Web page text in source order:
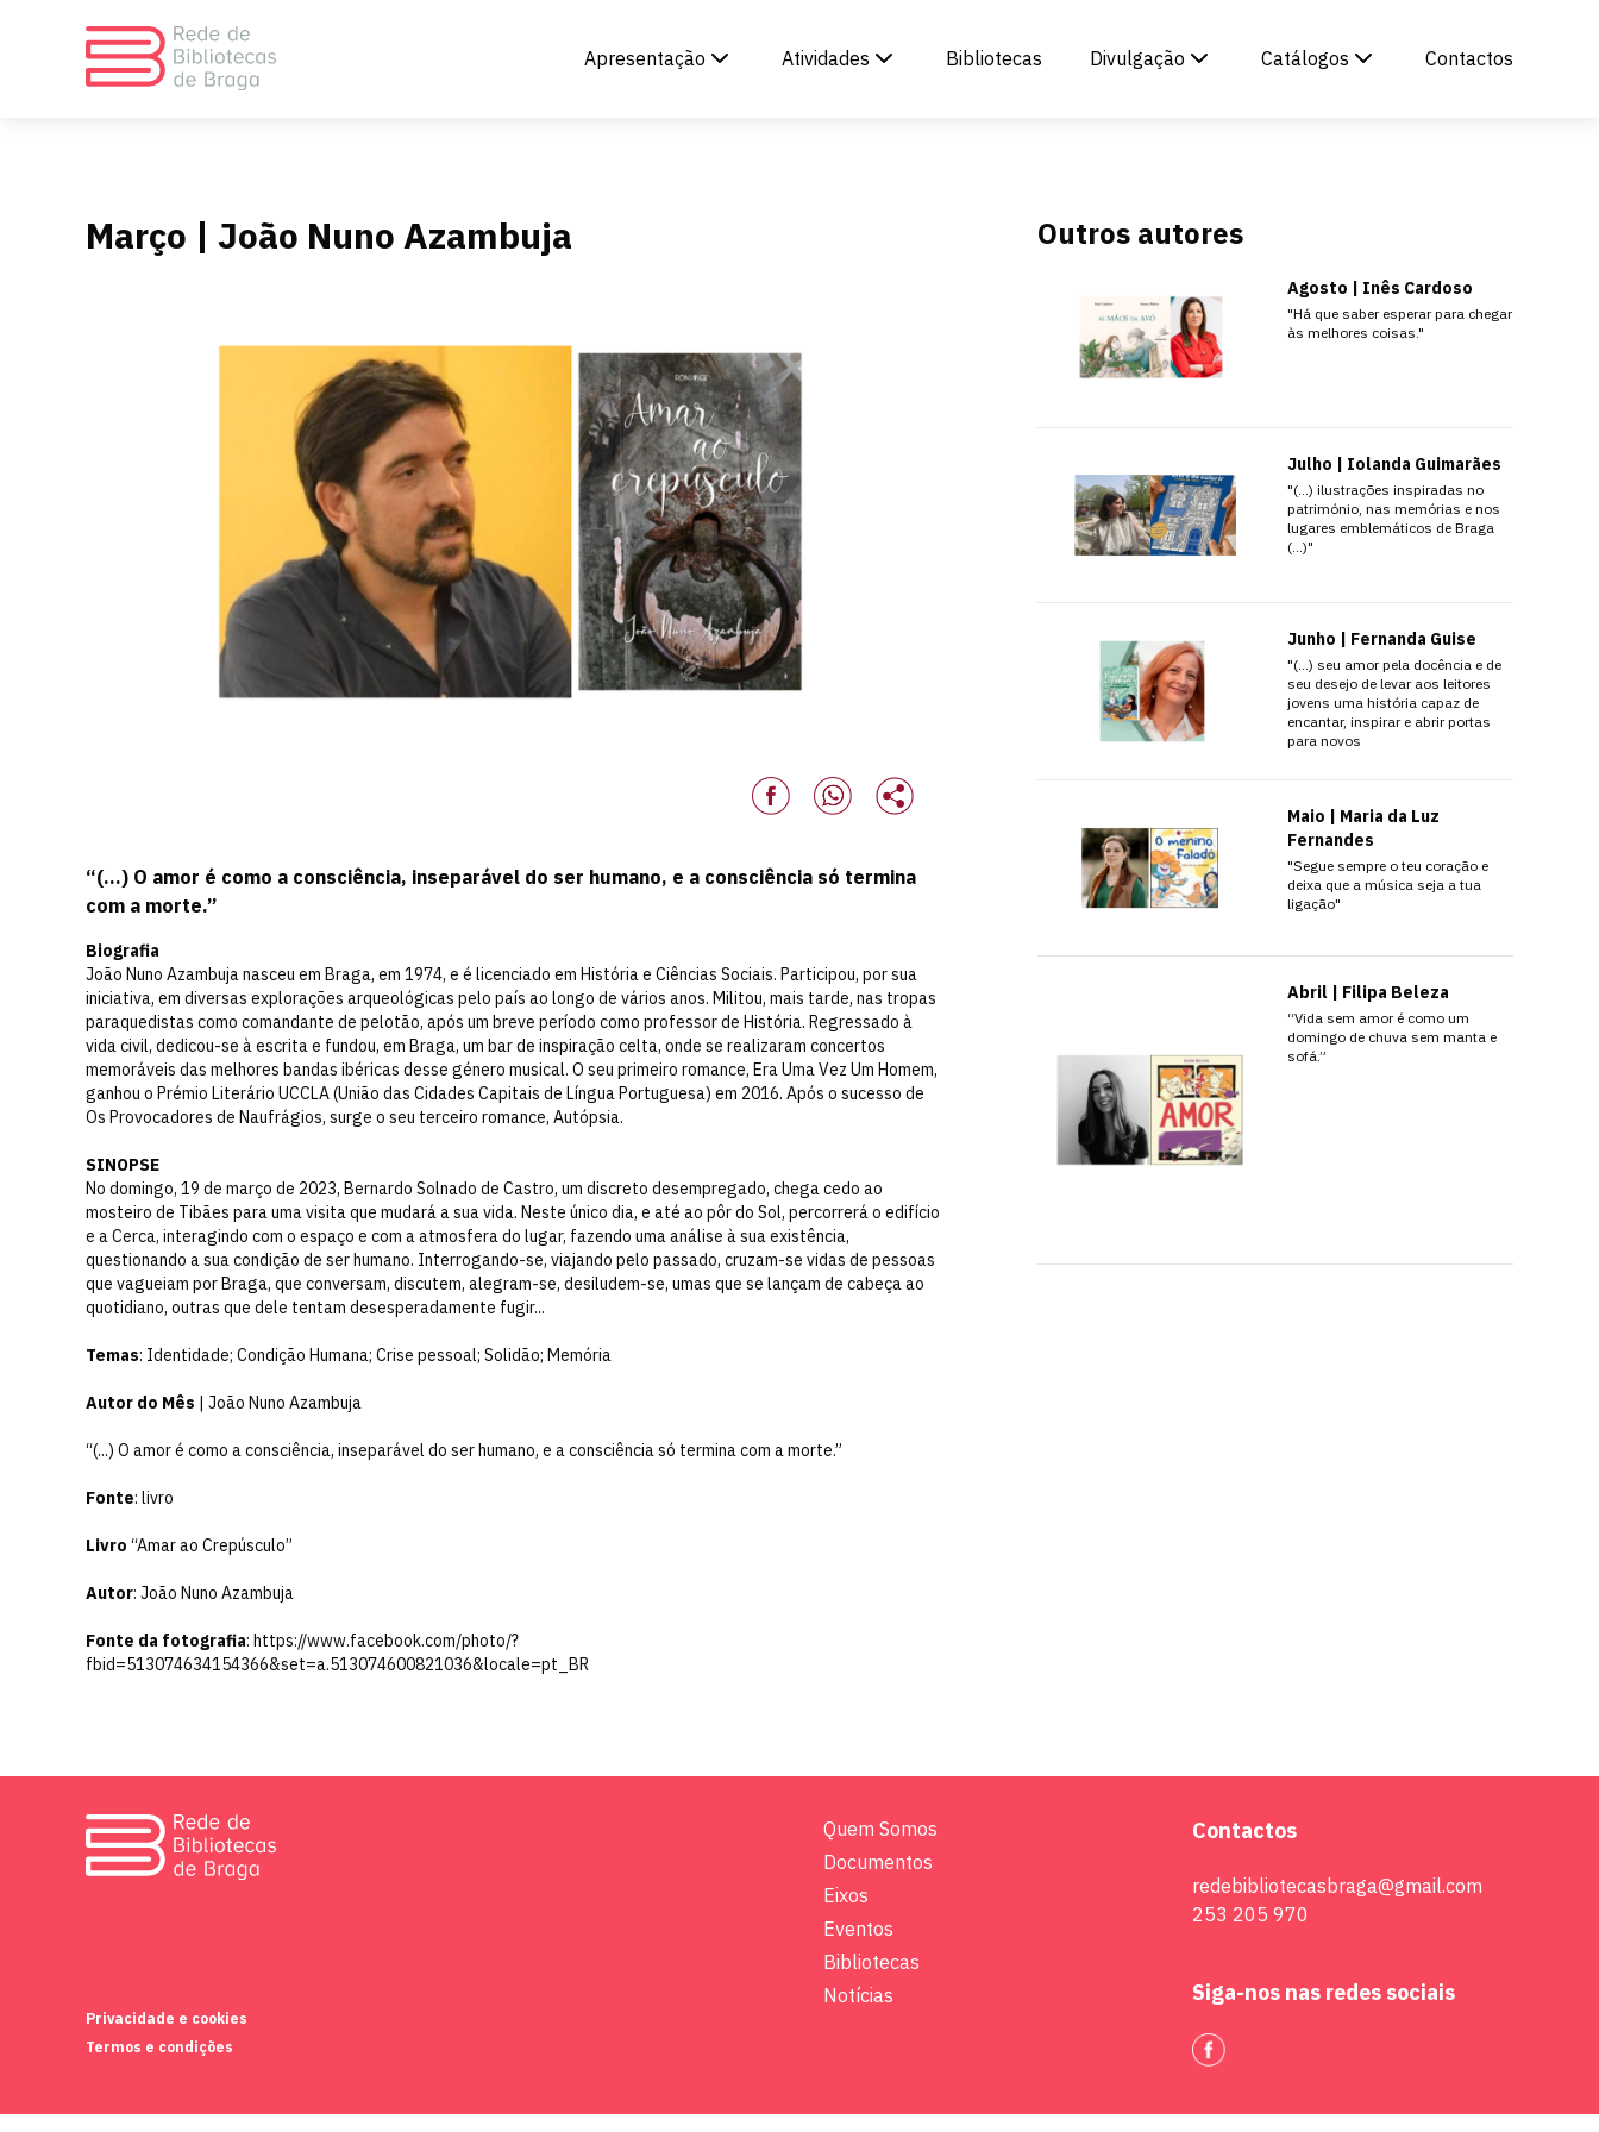
Apresentação Atividades Bibliotecas Divulgação Catálogos Contactos
Março | João Nuno Azambuja
“(...) O amor é como a consciência, inseparável do ser humano, e a consciência só termina
com a morte.”
Biografia
João Nuno Azambuja nasceu em Braga, em 1974, e é licenciado em História e Ciências Sociais. Participou, por sua
iniciativa, em diversas explorações arqueológicas pelo país ao longo de vários anos. Militou, mais tarde, nas tropas
paraquedistas como comandante de pelotão, após um breve período como professor de História. Regressado à
vida civil, dedicou-se à escrita e fundou, em Braga, um bar de inspiração celta, onde se realizaram concertos
memoráveis das melhores bandas ibéricas desse género musical. O seu primeiro romance, Era Uma Vez Um Homem,
ganhou o Prémio Literário UCCLA (União das Cidades Capitais de Língua Portuguesa) em 2016. Após o sucesso de
Os Provocadores de Naufrágios, surge o seu terceiro romance, Autópsia.
SINOPSE
No domingo, 19 de março de 2023, Bernardo Solnado de Castro, um discreto desempregado, chega cedo ao
mosteiro de Tibães para uma visita que mudará a sua vida. Neste único dia, e até ao pôr do Sol, percorrerá o edifício
e a Cerca, interagindo com o espaço e com a atmosfera do lugar, fazendo uma análise à sua existência,
questionando a sua condição de ser humano. Interrogando-se, viajando pelo passado, cruzam-se vidas de pessoas
que vagueiam por Braga, que conversam, discutem, alegram-se, desiludem-se, umas que se lançam de cabeça ao
quotidiano, outras que dele tentam desesperadamente fugir...
Temas: Identidade; Condição Humana; Crise pessoal; Solidão; Memória
Autor do Mês | João Nuno Azambuja
“(...) O amor é como a consciência, inseparável do ser humano, e a consciência só termina com a morte.”
Fonte: livro
Livro “Amar ao Crepúsculo”
Autor: João Nuno Azambuja
Fonte da fotografia: https://www.facebook.com/photo/?
fbid=513074634154366&set=a.513074600821036&locale=pt_BR
Outros autores
Agosto | Inês Cardoso
"Há que saber esperar para chegar
às melhores coisas."
Julho | Iolanda Guimarães
"(…) ilustrações inspiradas no
património, nas memórias e nos
lugares emblemáticos de Braga
(…)"
Junho | Fernanda Guise
"(…) seu amor pela docência e de
seu desejo de levar aos leitores
jovens uma história capaz de
encantar, inspirar e abrir portas
para novos
Maio | Maria da Luz
Fernandes
"Segue sempre o teu coração e
deixa que a música seja a tua
ligação"
Abril | Filipa Beleza
“Vida sem amor é como um
domingo de chuva sem manta e
sofá.”
Privacidade e cookies
Termos e condições
Quem Somos
Documentos
Eixos
Eventos
Bibliotecas
Notícias
Contactos
redebibliotecasbraga@gmail.com
253 205 970
Siga-nos nas redes sociais